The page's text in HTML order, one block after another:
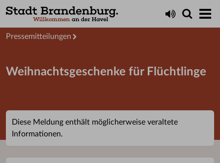
Presseservice
Pressemitteilungen
Weihnachtsgeschenke für Flüchtlinge
Diese Meldung enthält möglicherweise veraltete
Informationen.